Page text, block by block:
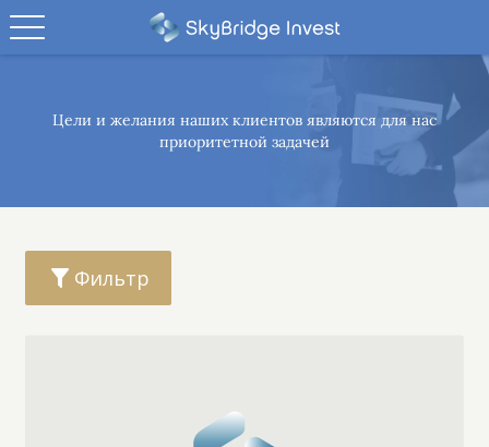
Цели и желания наших клиентов являются для нас
приоритетной задачей
Фильтр